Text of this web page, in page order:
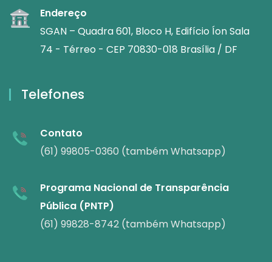
Endereço
SGAN – Quadra 601, Bloco H, Edifício Íon Sala
74 - Térreo - CEP 70830-018 Brasília / DF
Telefones
Contato
(61) 99805-0360 (também Whatsapp)
Programa Nacional de Transparência
Pública (PNTP)
(61) 99828-8742 (também Whatsapp)